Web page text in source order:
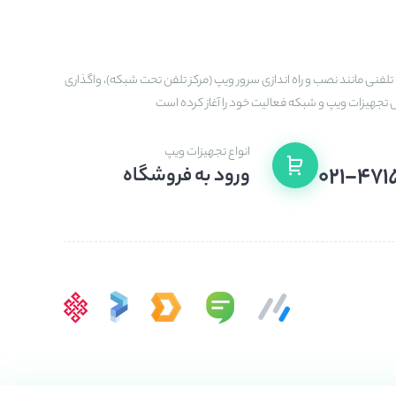
مانند نصب و راه اندازی سرور ویپ (مرکز تلفن تحت شبکه)، واگذاری
تجهیزات ویپ و شبکه فعالیت خود را آغاز کرده است
انواع تجهیزات ویپ
ورود به فروشگاه